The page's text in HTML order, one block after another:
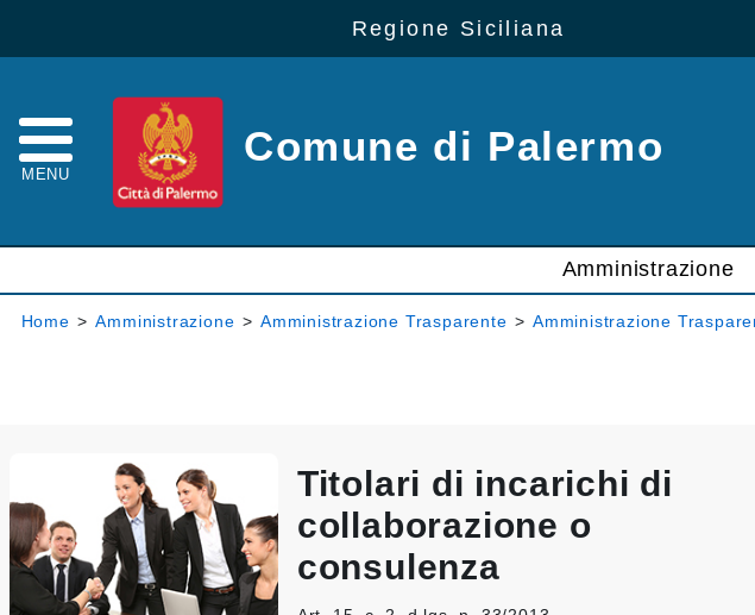
Regione Siciliana
MENU
Comune di Palermo
Amministrazione
Home > Amministrazione > Amministrazione Trasparente > Amministrazione
Titolari di incarichi di
collaborazione o
consulenza